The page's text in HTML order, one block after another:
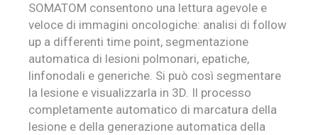
SOMATOM consentono una lettura agevole e
veloce di immagini oncologiche: analisi di follow
up a differenti time point, segmentazione
automatica di lesioni polmonari, epatiche,
linfonodali e generiche. Si può così segmentare
la lesione e visualizzarla in 3D. Il processo
completamente automatico di marcatura della
lesione e della generazione automatica della